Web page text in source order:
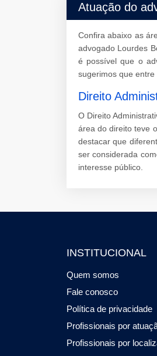
Atuação do
Confira abaixo as
advogado Lourdes
é possível que o
sugerimos que
Direito
O Direito
área do direito teve
destacar que
ser considerada
interesse público.
INSTITUCIONAL
Quem somos
Fale conosco
Política de privacidade
Profissionais por
Profissionais por